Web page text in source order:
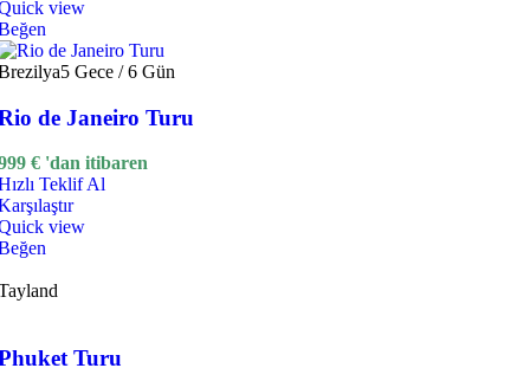
view
5 Gece / 6 Gün
de Janeiro Turu
€ 'dan itibaren
Teklif Al
view
Turu